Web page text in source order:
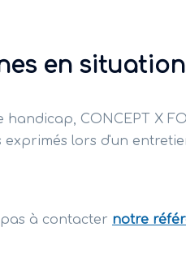
en
handicap, CONCEPT X
lors d'un
à contacter notre